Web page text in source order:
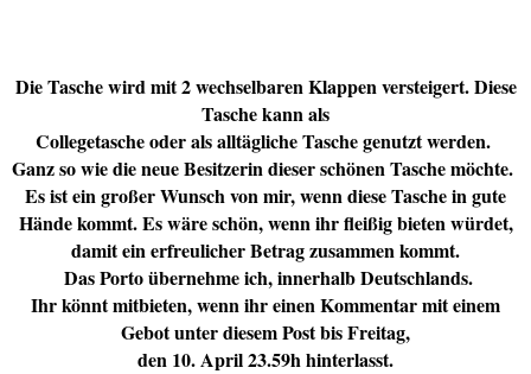
Die Tasche wird mit 2 wechselbaren Klappen versteigert. Diese
Tasche kann als
Collegetasche oder als alltägliche Tasche genutzt werden.
Ganz so wie die neue Besitzerin dieser schönen Tasche möchte.
Es ist ein großer Wunsch von mir, wenn diese Tasche in gute
Hände kommt. Es wäre schön, wenn ihr fleißig bieten würdet,
damit ein erfreulicher Betrag zusammen kommt.
Das Porto übernehme ich, innerhalb Deutschlands.
Ihr könnt mitbieten, wenn ihr einen Kommentar mit einem
Gebot unter diesem Post bis Freitag,
den 10. April 23.59h hinterlasst.